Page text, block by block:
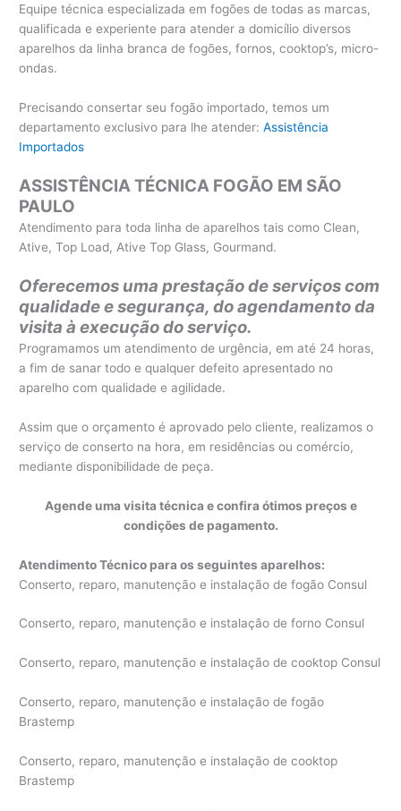
Equipe técnica especializada em fogões de todas as marcas,
qualificada e experiente para atender a domicílio diversos
aparelhos da linha branca de fogões, fornos, cooktop’s, micro-
ondas.
Precisando consertar seu fogão importado, temos um
departamento exclusivo para lhe atender:Assistência
Importados
ASSISTÊNCIA TÉCNICA FOGÃO EM SÃO
PAULO
Atendimento para toda linha de aparelhos tais como Clean,
Ative, Top Load, Ative Top Glass, Gourmand.
Oferecemos uma prestação de serviços com
qualidade e segurança, do agendamento da
visita à execução do serviço.
Programamos um atendimento de urgência, em até 24 horas,
a fim de sanar todo e qualquer defeito apresentado no
aparelho com qualidade e agilidade.
Assim que o orçamento é aprovado pelo cliente, realizamos o
serviço de conserto na hora, em residências ou comércio,
mediante disponibilidade de peça.
Agende uma visita técnica e confira ótimos preços e
condições de pagamento.
Atendimento Técnico para os seguintes aparelhos:
Conserto, reparo, manutenção e instalação de fogão Consul
Conserto, reparo, manutenção e instalação de forno Consul
Conserto, reparo, manutenção e instalação de cooktop Consul
Conserto, reparo, manutenção e instalação de fogão
Brastemp
Conserto, reparo, manutenção e instalação de cooktop
Brastemp